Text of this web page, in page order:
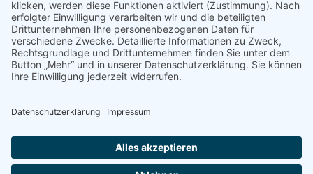
Informationen
Impressum & Disclaimer
AGB und Widerrufsrecht
Verpackung und Versand